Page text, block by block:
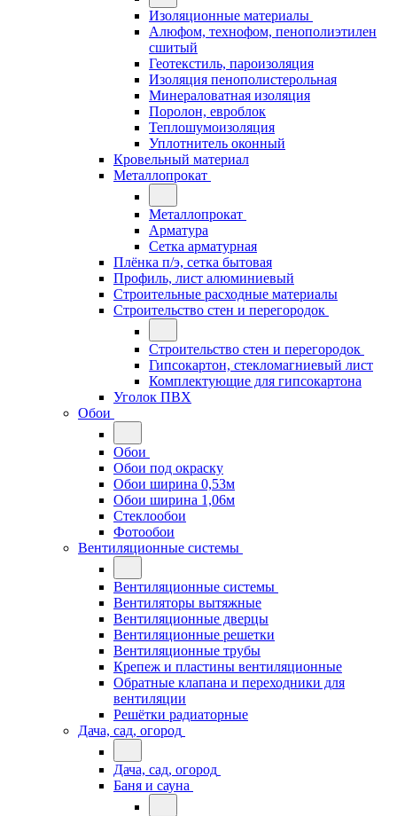
Изоляционные материалы
Алюфом, технофом, пенополиэтилен
сшитый
Геотекстиль, пароизоляция
Изоляция пенополистерольная
Минераловатная изоляция
Поролон, евроблок
Теплошумоизоляция
Уплотнитель оконный
Кровельный материал
Металлопрокат
Металлопрокат
Арматура
Сетка арматурная
Плёнка п/э, сетка бытовая
Профиль, лист алюминиевый
Строительные расходные материалы
Строительство стен и перегородок
Строительство стен и перегородок
Гипсокартон, стекломагниевый лист
Комплектующие для гипсокартона
Уголок ПВХ
Обои
Обои
Обои под окраску
Обои ширина 0,53м
Обои ширина 1,06м
Стеклообои
Фотообои
Вентиляционные системы
Вентиляционные системы
Вентиляторы вытяжные
Вентиляционные дверцы
Вентиляционные решетки
Вентиляционные трубы
Крепеж и пластины вентиляционные
Обратные клапана и переходники для
вентиляции
Решётки радиаторные
Дача, сад, огород
Дача, сад, огород
Баня и сауна